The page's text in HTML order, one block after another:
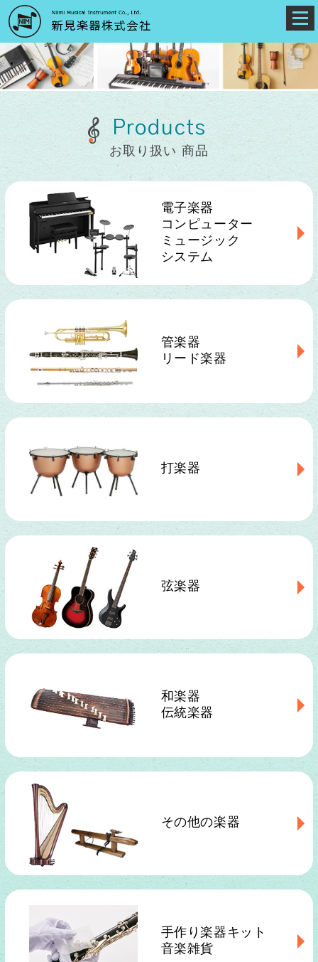
Products
お取り扱い 商品
電子楽器
コンピューター
ミュージック
システム
管楽器
リード楽器
打楽器
弦楽器
和楽器
伝統楽器
その他の楽器
手作り楽器キット
音楽雑貨